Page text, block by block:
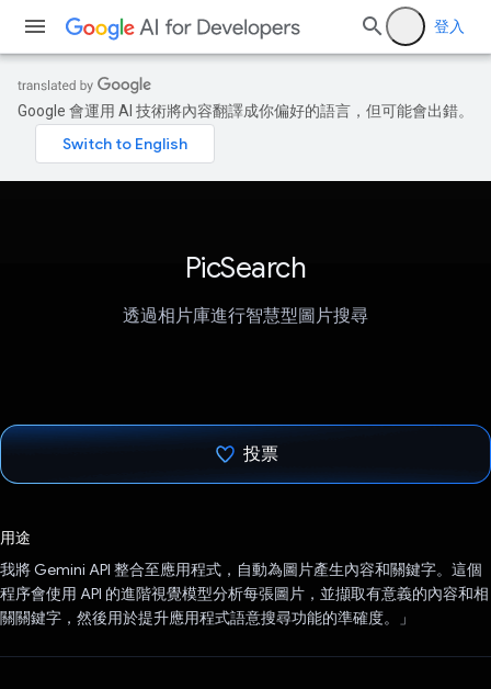
登入
Google 會運用 AI 技術將內容翻譯成你偏好的語言，但可能會出錯。
PicSearch
透過相片庫進行智慧型圖片搜尋
投票
用途
我將 Gemini API 整合至應用程式，自動為圖片產生內容和關鍵字。這個
程序會使用 API 的進階視覺模型分析每張圖片，並擷取有意義的內容和相
關關鍵字，然後用於提升應用程式語意搜尋功能的準確度。」